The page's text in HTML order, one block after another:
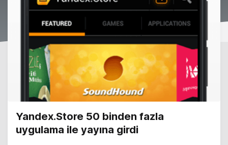
Yandex.Store 50 binden fazla
uygulama ile yayına girdi